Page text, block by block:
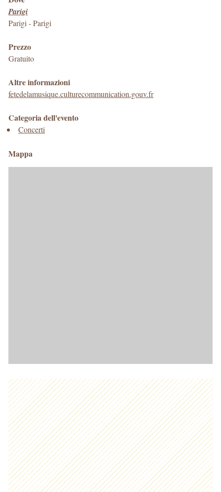
Parigi
Parigi -Parigi
Prezzo
Gratuito
Altre informazioni
fetedelamusique.culturecommunication.gouv.fr
Categoria dell'evento
Concerti
Mappa